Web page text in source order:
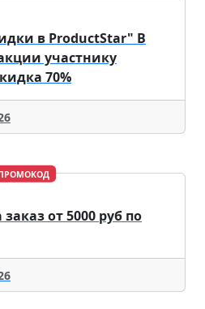
в ProductStar" В
участнику
70%
от 5000 руб по